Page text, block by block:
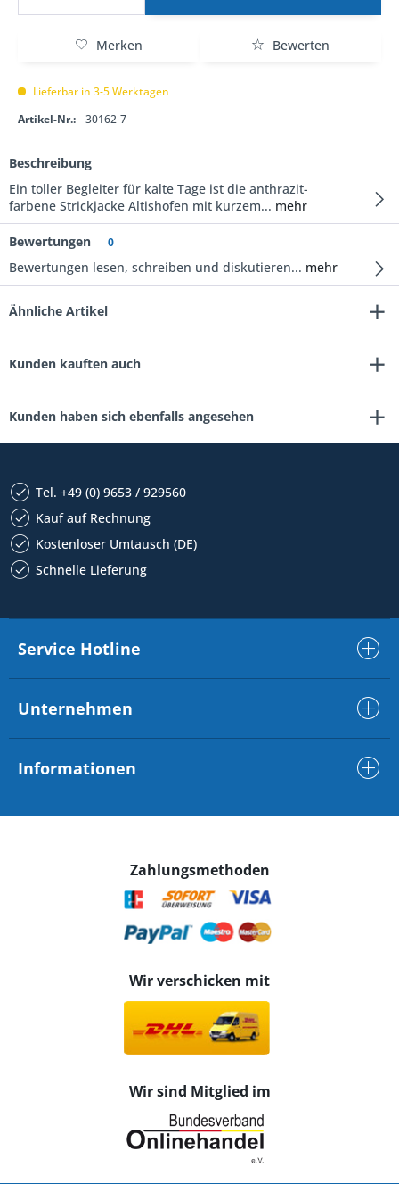
Merken Bewerten
Lieferbar in 3-5 Werktagen
Artikel-Nr.:
30162-7
Beschreibung
Ein toller Begleiter für kalte Tage ist die anthrazit-
farbene Strickjacke Altishofen mit kurzem... mehr
Bewertungen 0
Bewertungen lesen, schreiben und diskutieren... mehr
Ähnliche Artikel
Kunden kauften auch
Kunden haben sich ebenfalls angesehen
Tel. +49 (0) 9653 / 929560
Kauf auf Rechnung
Kostenloser Umtausch (DE)
Schnelle Lieferung
Service Hotline
Unternehmen
Informationen
Zahlungsmethoden
Wir verschicken mit
Wir sind Mitglied im